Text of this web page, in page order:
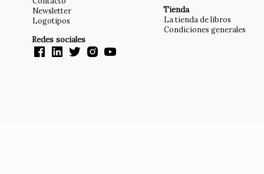
Newsletter
Logotipos
Redes sociales
Tienda
La tienda de libros
Condiciones generales